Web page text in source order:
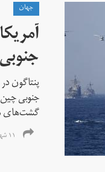
جهان
پنتاگون
جنوبی
گشت‌های
۱۱ شهریور ۱۳۹۶